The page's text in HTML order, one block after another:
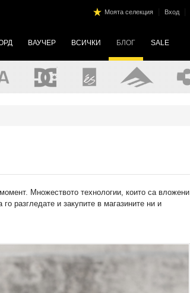
Моята селекция Вход
ВАУЧЕР ВСИЧКИ БЛОГ SALE
Множеството технологии, които са вложени
разгледате и закупите в магазините ни и